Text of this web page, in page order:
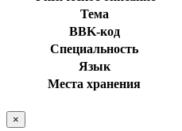
Тема
BBK-код
Специальность
Язык
Места хранения
×